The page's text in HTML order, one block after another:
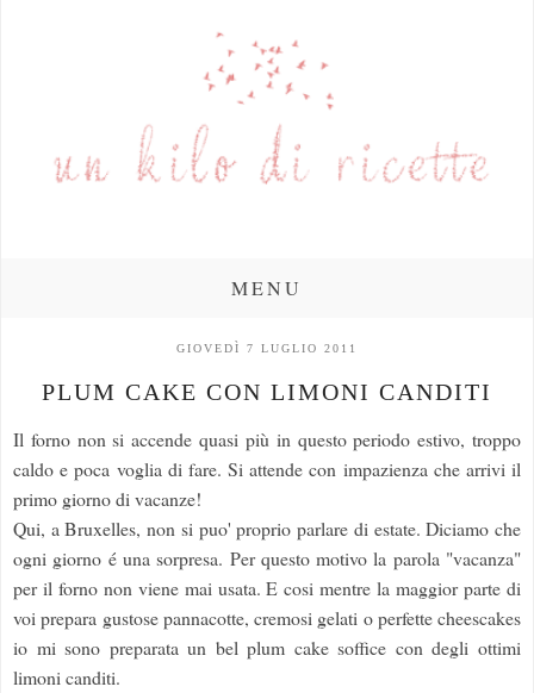
MENU
GIOVEDÌ 7 LUGLIO 2011
PLUM CAKE CON LIMONI CANDITI
Il forno non si accende quasi più in questo periodo estivo, troppo
caldo e poca voglia di fare. Si attende con impazienza che arrivi il
primo giorno di vacanze!
Qui, a Bruxelles, non si puo' proprio parlare di estate. Diciamo che
ogni giorno é una sorpresa. Per questo motivo la parola "vacanza"
per il forno non viene mai usata. E cosi mentre la maggior parte di
voi prepara gustose pannacotte, cremosi gelati o perfette cheescakes
io mi sono preparata un bel plum cake soffice con degli ottimi
limoni canditi.